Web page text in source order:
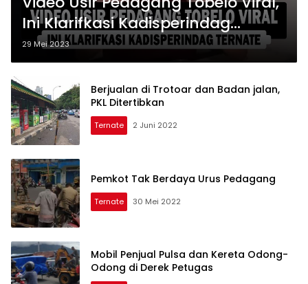
Ini Klarifkasi Kadisperindag
Ternate
29 Mei 2023
Berjualan di Trotoar dan Badan jalan,
PKL Ditertibkan
Ternate 2 Juni 2022
Pemkot Tak Berdaya Urus Pedagang
Ternate 30 Mei 2022
Mobil Penjual Pulsa dan Kereta Odong-
Odong di Derek Petugas